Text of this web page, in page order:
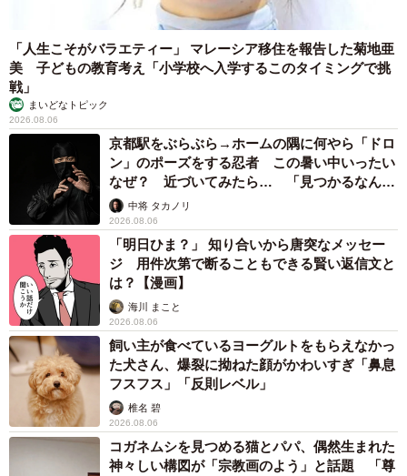
「人生こそがバラエティー」 マレーシア移住を報告した菊地亜
美 子どもの教育考え「小学校へ入学するこのタイミングで挑
戦」
まいどなトピック
2026.08.06
京都駅をぶらぶら→ホームの隅に何やら「ドロ
ン」のポーズをする忍者 この暑い中いったい
なぜ？ 近づいてみたら… 「見つかるなんて
未熟」中将 タカノリ
2026.08.06
「明日ひま？」 知り合いから唐突なメッセー
ジ 用件次第で断ることもできる賢い返信文と
は？【漫画】
海川 まこと
2026.08.06
飼い主が食べているヨーグルトをもらえなかっ
た犬さん、爆裂に拗ねた顔がかわいすぎ「鼻息
フスフス」「反則レベル」
椎名 碧
2026.08.06
コガネムシを見つめる猫とパパ、偶然生まれた
神々しい構図が「宗教画のよう」と話題 「尊